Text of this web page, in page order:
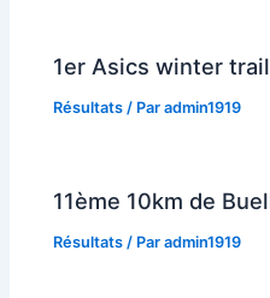
1er Asics winter
Résultats / Paradmin1919
11ème 10km de
Résultats / Paradmin1919